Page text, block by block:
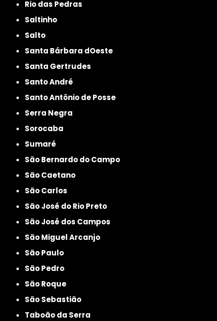
Rio das Pedras
Saltinho
Salto
Santa Bárbara dOeste
Santa Gertrudes
Santo André
Santo Antônio de Posse
Serra Negra
Sorocaba
Sumaré
São Bernardo do Campo
São Caetano
São Carlos
São José do Rio Preto
São José dos Campos
São Miguel Arcanjo
São Paulo
São Pedro
São Roque
São Sebastião
Taboão da Serra